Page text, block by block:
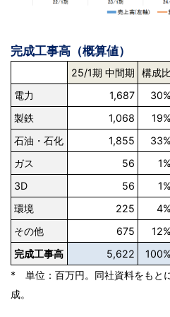
完成工事高（概算値）
25/1期 中間期 構成
電力
1,687 30%
製鉄
1,068 19%
石油・石化
1,855 33%
ガス
56 1%
3D
56 1%
環境
225 4%
その他
675 12%
完成工事高
5,622 100%
* 単位：百万円。同社資料をもと
成。